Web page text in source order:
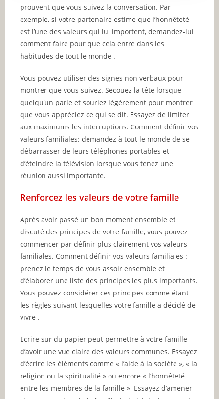
prouvent que vous suivez la conversation. Par
exemple, si votre partenaire estime que l’honnêteté
est l’une des valeurs qui lui importent, demandez-lui
comment faire pour que cela entre dans les
habitudes de tout le monde .
Vous pouvez utiliser des signes non verbaux pour
montrer que vous suivez. Secouez la tête lorsque
quelqu’un parle et souriez légèrement pour montrer
que vous appréciez ce qui se dit. Essayez de limiter
aux maximums les interruptions. Comment définir vos
valeurs familiales: demandez à tout le monde de se
débarrasser de leurs téléphones portables et
d’éteindre la télévision lorsque vous tenez une
réunion aussi importante.
Renforcez les valeurs de votre famille
Après avoir passé un bon moment ensemble et
discuté des principes de votre famille, vous pouvez
commencer par définir plus clairement vos valeurs
familiales. Comment définir vos valeurs familiales :
prenez le temps de vous assoir ensemble et
d’élaborer une liste des principes les plus importants.
Vous pouvez considérer ces principes comme étant
les règles suivant lesquelles votre famille a décidé de
vivre .
Écrire sur du papier peut permettre à votre famille
d’avoir une vue claire des valeurs communes. Essayez
d’écrire les éléments comme « l’aide à la société », « la
religion ou la spiritualité » ou encore « l’honnêteté
entre les membres de la famille ». Essayez d’amener